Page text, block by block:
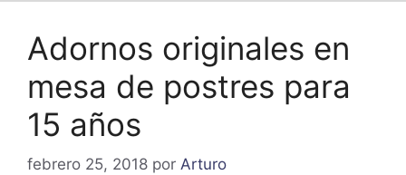
Adornos originales en
mesa de postres para
15 años
febrero 25, 2018 por Arturo